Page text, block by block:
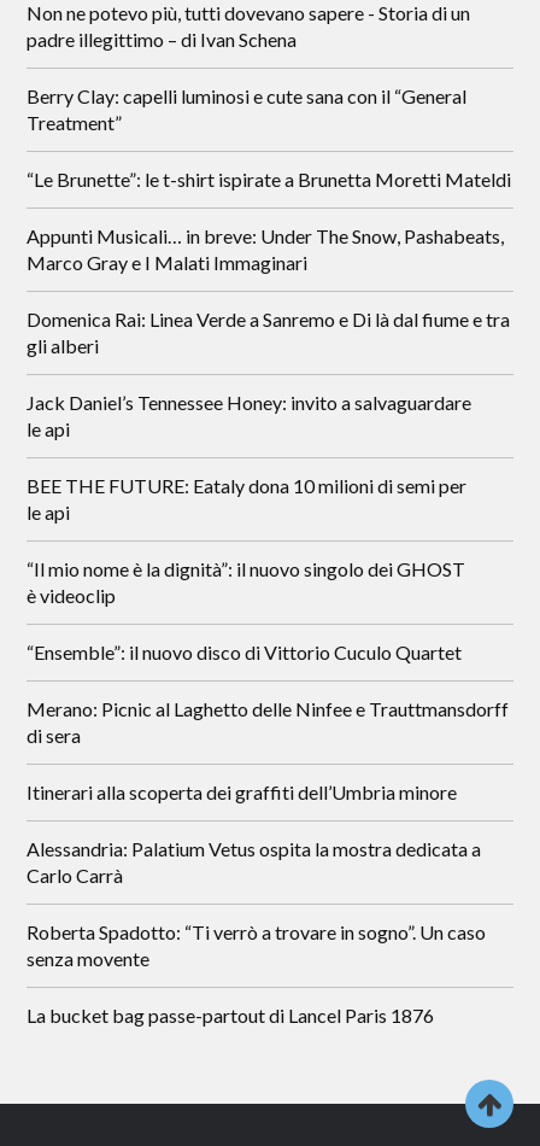
Non ne potevo più, tutti dovevano sapere - Storia di un
padre illegittimo – di Ivan Schena
Berry Clay: capelli luminosi e cute sana con il “General
Treatment”
“Le Brunette”: le t-shirt ispirate a Brunetta Moretti Mateldi
Appunti Musicali… in breve: Under The Snow, Pashabeats,
Marco Gray e I Malati Immaginari
Domenica Rai: Linea Verde a Sanremo e Di là dal fiume e tra
gli alberi
Jack Daniel’s Tennessee Honey: invito a salvaguardare
le api
BEE THE FUTURE: Eataly dona 10 milioni di semi per
le api
“Il mio nome è la dignità”: il nuovo singolo dei GHOST
è videoclip
“Ensemble”: il nuovo disco di Vittorio Cuculo Quartet
Merano: Picnic al Laghetto delle Ninfee e Trauttmansdorff
di sera
Itinerari alla scoperta dei graffiti dell’Umbria minore
Alessandria: Palatium Vetus ospita la mostra dedicata a
Carlo Carrà
Roberta Spadotto: “Ti verrò a trovare in sogno”. Un caso
senza movente
La bucket bag passe-partout di Lancel Paris 1876